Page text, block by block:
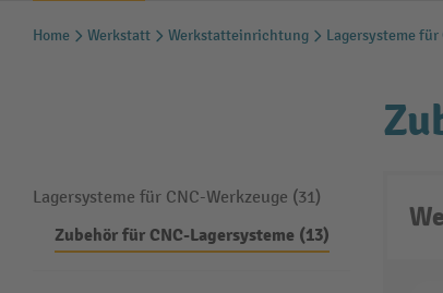
Home Werkstatt Werkstatteinrichtung Lagersysteme für
Lagersysteme für CNC-Werkzeuge (31)
Zubehör für CNC-Lagersysteme (13)